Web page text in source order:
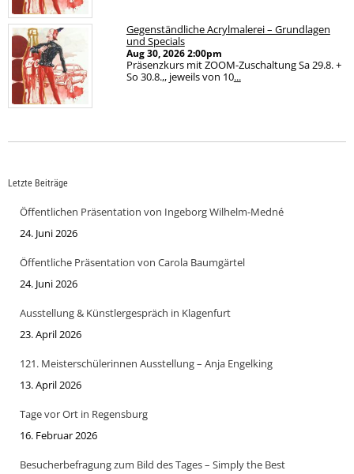
Gegenständliche Acrylmalerei – Grundlagen
und Specials
Aug 30, 20262:00pm
Präsenzkurs mit ZOOM-Zuschaltung Sa 29.8. +
So 30.8.,, jeweils von 10...
Letzte Beiträge
Öffentlichen Präsentation von Ingeborg Wilhelm-Medné
24. Juni 2026
Öffentliche Präsentation von Carola Baumgärtel
24. Juni 2026
Ausstellung & Künstlergespräch in Klagenfurt
23. April 2026
121. Meisterschülerinnen Ausstellung – Anja Engelking
13. April 2026
Tage vor Ort in Regensburg
16. Februar 2026
Besucherbefragung zum Bild des Tages – Simply the Best